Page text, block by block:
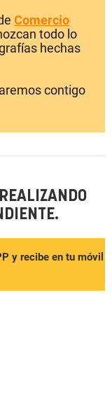
Comercio
todo lo
hechas
contigo
y recibe en tu móvil